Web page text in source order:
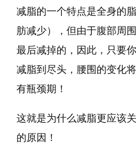
减脂的一个特点是全身的
肪减少），但由于腹部周
最后减掉的，因此，只要
减脂到尽头，腰围的变化
有瓶颈期！
这就是为什么减脂更应该
的原因！